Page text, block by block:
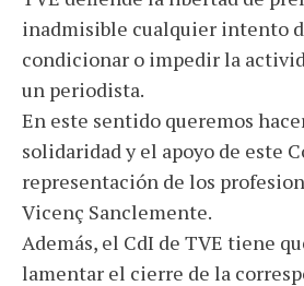
inadmisible cualquier intento
condicionar o impedir la
un periodista.
En este sentido queremos
solidaridad y el apoyo de este
representación de los
Vicenç Sanclemente.
Además, el CdI de TVE tiene
lamentar el cierre de la